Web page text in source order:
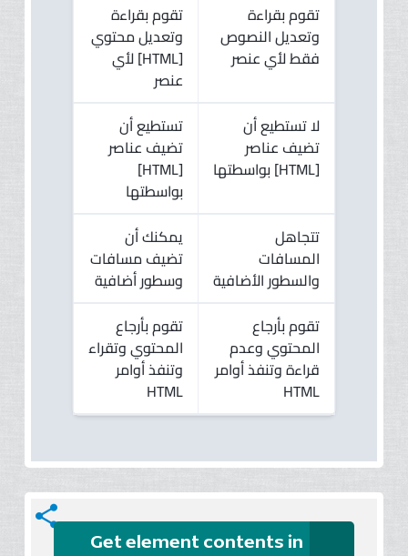
تقوم بقراءة
وتعديل النصوص
فقط لأي عنصر
تقوم بقراءة
وتعديل محتوي
[HTML] لأي
عنصر
لا تستطيع أن
تضيف عناصر
[HTML] بواسطتها
تستطيع أن
تضيف عناصر
[HTML]
بواسطتها
تتجاهل
المسافات
والسطور الأضافية
يمكنك أن
تضيف مسافات
وسطور أضافية
تقوم بأرجاع
المحتوي وعدم
قراءة وتنفذ أوامر
HTML
تقوم بأرجاع
المحتوي وتقراء
وتنفذ أوامر
HTML
share
Get element contents in